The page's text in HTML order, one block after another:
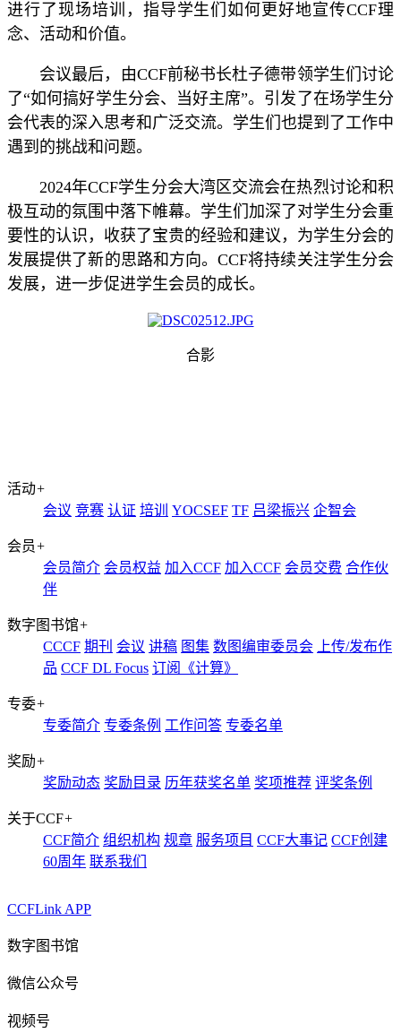
进行了现场培训，指导学生们如何更好地宣传CCF理
念、活动和价值。
会议最后，由CCF前秘书长杜子德带领学生们讨论
了“如何搞好学生分会、当好主席”。引发了在场学生分
会代表的深入思考和广泛交流。学生们也提到了工作中
遇到的挑战和问题。
2024年CCF学生分会大湾区交流会在热烈讨论和积
极互动的氛围中落下帷幕。学生们加深了对学生分会重
要性的认识，收获了宝贵的经验和建议，为学生分会的
发展提供了新的思路和方向。CCF将持续关注学生分会
发展，进一步促进学生会员的成长。
合影
活动+
会议 竞赛 认证 培训 YOCSEF TF 吕梁振兴 企智会
会员+
会员简介 会员权益 加入CCF 加入CCF 会员交费 合作伙
伴
数字图书馆+
CCCF 期刊 会议 讲稿 图集 数图编审委员会
上传/发布作
品 CCF DL Focus 订阅《计算》
专委+
专委简介 专委条例 工作问答 专委名单
奖励+
奖励动态 奖励目录 历年获奖名单 奖项推荐 评奖条例
关于CCF+
CCF简介 组织机构 规章 服务项目 CCF大事记 CCF创建
60周年 联系我们
CCFLink APP
数字图书馆
微信公众号
视频号